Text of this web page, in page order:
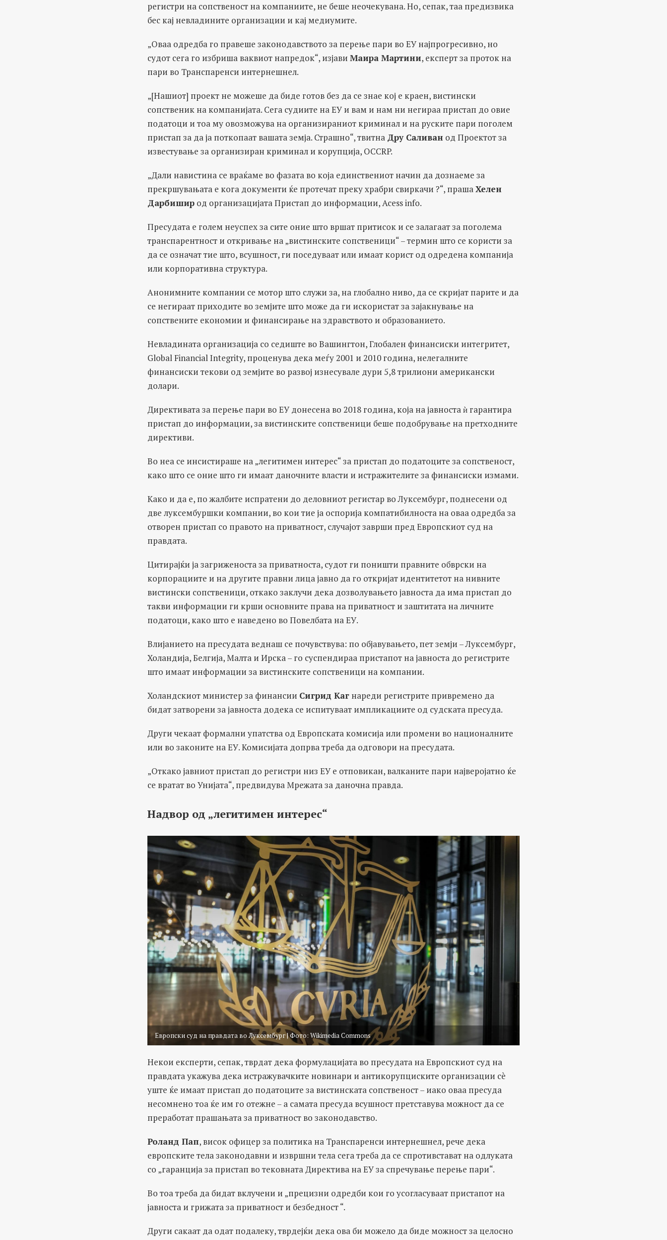
регистри на сопственост на компаниите, не беше неочекувана. Но, сепак, таа предизвика
бес кај невладините организации и кај медиумите.
„Оваа одредба го правеше законодавството за перење пари во ЕУ најпрогресивно, но
судот сега го избриша ваквиот напредок“, изјави Маира Мартини, експерт за проток на
пари во Транспаренси интернешнел.
„[Нашиот] проект не можеше да биде готов без да се знае кој е краен, вистински
сопственик на компанијата. Сега судиите на ЕУ и вам и нам ни негираа пристап до овие
податоци и тоа му овозможува на организираниот криминал и на руските пари поголем
пристап за да ја поткопаат вашата земја. Страшно“, твитна Дру Саливан од Проектот за
известување за организиран криминал и корупција, OCCRP.
„Дали навистина се враќаме во фазата во која единствениот начин да дознаеме за
прекршувањата е кога документи ќе протечат преку храбри свиркачи ?“, прашаХелен
Дарбишир од организацијата Пристап до информации, Acess info.
Пресудата е голем неуспех за сите оние што вршат притисок и се залагаат за поголема
транспарентност и откривање на „вистинските сопственици“ – термин што се користи за
да се означат тие што, всушност, ги поседуваат или имаат корист од одредена компанија
или корпоративна структура.
Анонимните компании се мотор што служи за, на глобално ниво, да се скријат парите и да
се негираат приходите во земјите што може да ги искористат за зајакнување на
сопствените економии и финансирање на здравството и образованието.
Невладината организација со седиште во Вашингтон, Глобален финансиски интегритет,
Global Financial Integrity, проценува дека меѓу 2001 и 2010 година, нелегалните
финансиски текови од земјите во развој изнесувале дури 5,8 трилиони американски
долари.
Директивата за перење пари во ЕУ донесена во 2018 година, која на јавноста ѝ гарантира
пристап до информации, за вистинските сопственици беше подобрување на претходните
директиви.
Во неа се инсистираше на „легитимен интерес“ за пристап до податоците за сопственост,
како што се оние што ги имаат даночните власти и истражителите за финансиски измами.
Како и да е, по жалбите испратени до деловниот регистар во Луксембург, поднесени од
две луксембуршки компании, во кои тие ја оспорија компатибилноста на оваа одредба за
отворен пристап со правото на приватност, случајот заврши пред Европскиот суд на
правдата.
Цитирајќи ја загриженоста за приватноста, судот ги поништи правните обврски на
корпорациите и на другите правни лица јавно да го откријат идентитетот на нивните
вистински сопственици, откако заклучи дека дозволувањето јавноста да има пристап до
такви информации ги крши основните права на приватност и заштитата на личните
податоци, како што е наведено во Повелбата на ЕУ.
Влијанието на пресудата веднаш се почувствува: по објавувањето, пет земји – Луксембург,
Холандија, Белгија, Малта и Ирска – го суспендираа пристапот на јавноста до регистрите
што имаат информации за вистинските сопственици на компании.
Холандскиот министер за финансии Сигрид Каг нареди регистрите привремено да
бидат затворени за јавноста додека се испитуваат импликациите од судската пресуда.
Други чекаат формални упатства од Европската комисија или промени во националните
или во законите на ЕУ. Комисијата допрва треба да одговори на пресудата.
„Откако јавниот пристап до регистри низ ЕУ е отповикан, валканите пари најверојатно ќе
се вратат во Унијата“, предвидува Мрежата за даночна правда.
Надвор од „легитимен интерес“
Европски суд на правдата во Луксембург | Фото: Wikimedia Commons
Некои експерти, сепак, тврдат дека формулацијата во пресудата на Европскиот суд на
правдата укажува дека истражувачките новинари и антикорупциските организации сè
уште ќе имаат пристап до податоците за вистинската сопственост – иако оваа пресуда
несомнено тоа ќе им го отежне – а самата пресуда всушност претставува можност да се
преработат прашањата за приватност во законодавство.
Роланд Пап, висок офицер за политика на Транспаренси интернешнел, рече дека
европските тела законодавни и извршни тела сега треба да се спротивстават на одлуката
со „гаранција за пристап во тековната Директива на ЕУ за спречување перење пари“.
Во тоа треба да бидат вклучени и „прецизни одредби кои го усогласуваат пристапот на
јавноста и грижата за приватност и безбедност “.
Други сакаат да одат подалеку, тврдејќи дека ова би можело да биде можност за целосно